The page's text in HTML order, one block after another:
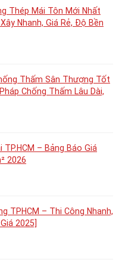
Thép Mái Tôn Mới Nhất
Nhanh, Giá Rẻ, Độ Bền
Thấm Sân Thượng Tốt
Chống Thấm Lâu Dài,
– Bảng Báo Giá
2026
TPHCM – Thi Công Nhanh,
2025]